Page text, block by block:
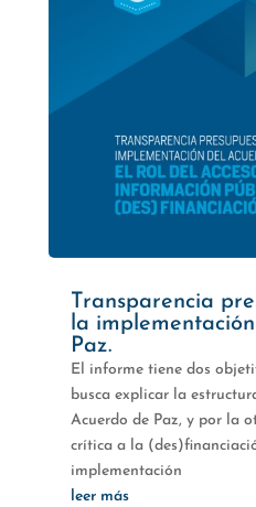
Transparencia
la
Paz.
El informe tiene dos
busca explicar la
Acuerdo de Paz, y por la
crítica a la
implementación
leer más